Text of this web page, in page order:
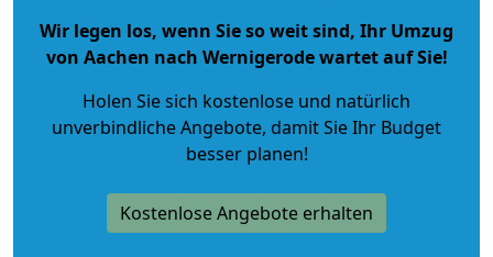
Wir legen los, wenn Sie so weit sind, Ihr Umzug
von Aachen nach Wernigerode wartet auf Sie!
Holen Sie sich kostenlose und natürlich
unverbindliche Angebote, damit Sie Ihr Budget
besser planen!
Kostenlose Angebote erhalten